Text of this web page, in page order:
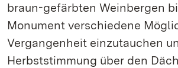
braun-gefärbten Weinbergen
Monument verschiedene
Vergangenheit einzutauchen
Herbststimmung über den